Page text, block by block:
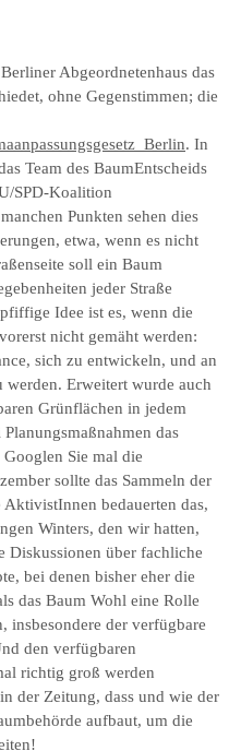
Abgeordnetenhaus das
ohne Gegenstimmen; die
. In
Team des BaumEntscheids
SPD-Koalition
Punkten sehen dies
etwa, wenn es nicht
soll ein Baum
jeder Straße
Idee ist es, wenn die
nicht gemäht werden:
sich zu entwickeln, und an
werden. Erweitert wurde auch
Grünflächen in jedem
das
Googlen Sie mal die
sollte das Sammeln der
bedauerten das,
Winters, den wir hatten,
Diskussionen über fachliche
bei denen bisher eher die
das Baum Wohl eine Rolle
insbesondere der verfügbare
den verfügbaren
richtig groß werden
der Zeitung, dass und wie der
aufbaut, um die